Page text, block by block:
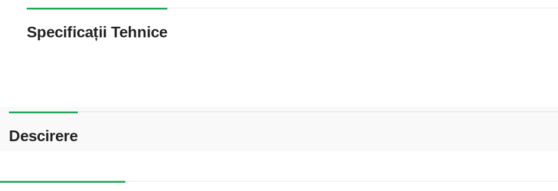
Specificații Tehnice
Descirere